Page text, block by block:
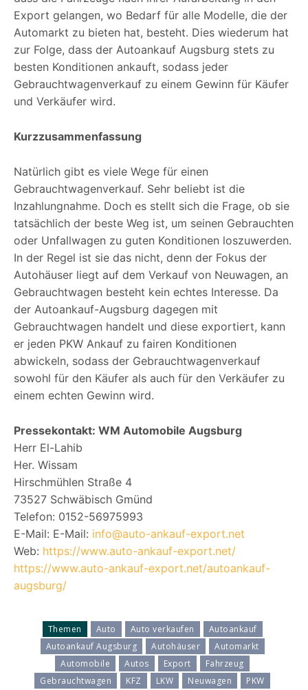
Export gelangen, wo Bedarf für alle Modelle, die der
Automarkt zu bieten hat, besteht. Dies wiederum hat
zur Folge, dass der Autoankauf Augsburg stets zu
besten Konditionen ankauft, sodass jeder
Gebrauchtwagenverkauf zu einem Gewinn für Käufer
und Verkäufer wird.
Kurzzusammenfassung
Natürlich gibt es viele Wege für einen
Gebrauchtwagenverkauf. Sehr beliebt ist die
Inzahlungnahme. Doch es stellt sich die Frage, ob sie
tatsächlich der beste Weg ist, um seinen Gebrauchten
oder Unfallwagen zu guten Konditionen loszuwerden.
In der Regel ist sie das nicht, denn der Fokus der
Autohäuser liegt auf dem Verkauf von Neuwagen, an
Gebrauchtwagen besteht kein echtes Interesse. Da
der Autoankauf-Augsburg dagegen mit
Gebrauchtwagen handelt und diese exportiert, kann
er jeden PKW Ankauf zu fairen Konditionen
abwickeln, sodass der Gebrauchtwagenverkauf
sowohl für den Käufer als auch für den Verkäufer zu
einem echten Gewinn wird.
Pressekontakt: WM Automobile Augsburg
Herr El-Lahib
Her. Wissam
Hirschmühlen Straße 4
73527 Schwäbisch Gmünd
Telefon: 0152-56975993
E-Mail: E-Mail: info@auto-ankauf-export.net
Web: https://www.auto-ankauf-export.net/
https://www.auto-ankauf-export.net/autoankauf-
augsburg/
Themen Auto Auto verkaufen
Autoankauf
Autoankauf Augsburg
Autohäuser
Automarkt
Automobile
Autos Export
Fahrzeug
Gebrauchtwagen
KFZ LKW Neuwagen
PKW